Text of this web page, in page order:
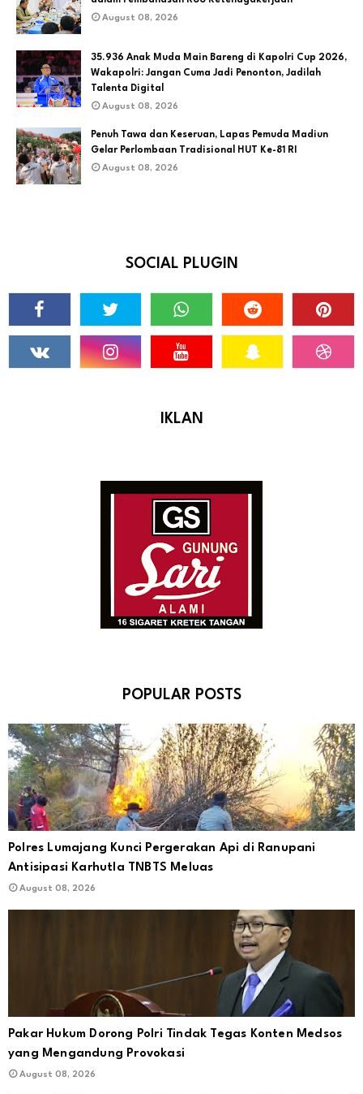
August 08, 2026
35.936 Anak Muda Main Bareng di Kapolri Cup 2026,
Wakapolri: Jangan Cuma Jadi Penonton, Jadilah
Talenta Digital
August 08, 2026
Penuh Tawa dan Keseruan, Lapas Pemuda Madiun
Gelar Perlombaan Tradisional HUT Ke-81 RI
August 08, 2026
SOCIAL PLUGIN
IKLAN
POPULAR POSTS
Polres Lumajang Kunci Pergerakan Api di Ranupani
Antisipasi Karhutla TNBTS Meluas
August 08, 2026
Pakar Hukum Dorong Polri Tindak Tegas Konten Medsos
yang Mengandung Provokasi
August 08, 2026